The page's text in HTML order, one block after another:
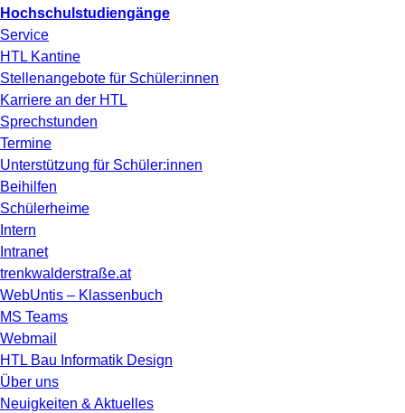
Hochschulstudiengänge
Service
HTL Kantine
Stellenangebote für Schüler:innen
Karriere an der HTL
Sprechstunden
Termine
Unterstützung für Schüler:innen
Beihilfen
Schülerheime
Intern
Intranet
trenkwalderstraße.at
WebUntis – Klassenbuch
MS Teams
Webmail
HTL Bau Informatik Design
Über uns
Neuigkeiten & Aktuelles